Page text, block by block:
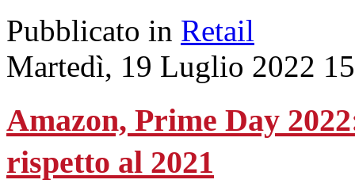
Pubblicato in Retail
Martedì, 19 Luglio 2022
Amazon, Prime Day
rispetto al 2021